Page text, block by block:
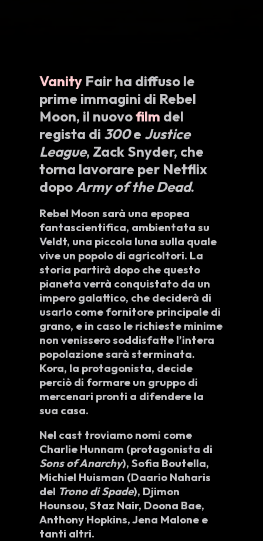
Vanity Fair ha diffuso le
prime immagini di Rebel
Moon, il nuovofilm del
regista di 300e Justice
League, Zack Snyder, che
torna lavorare per Netflix
dopo Army of the Dead.
Rebel Moon sarà una epopea
fantascientifica, ambientata su
Veldt, una piccola luna sulla quale
vive un popolo di agricoltori. La
storia partirà dopo che questo
pianeta verrà conquistato da un
impero galattico, che deciderà di
usarlo come fornitore principale di
grano, e in caso le richieste minime
non venissero soddisfatte l’intera
popolazione sarà sterminata.
Kora, la protagonista, decide
perciò di formare un gruppo di
mercenari pronti a difendere la
sua casa.
Nel cast troviamo nomi come
Charlie Hunnam (protagonista di
Sons of Anarchy),Sofia Boutella,
Michiel Huisman (Daario Naharis
del Trono di Spade), Djimon
Hounsou,Staz Nair, Doona Bae,
Anthony Hopkins,Jena Malone e
tanti altri.